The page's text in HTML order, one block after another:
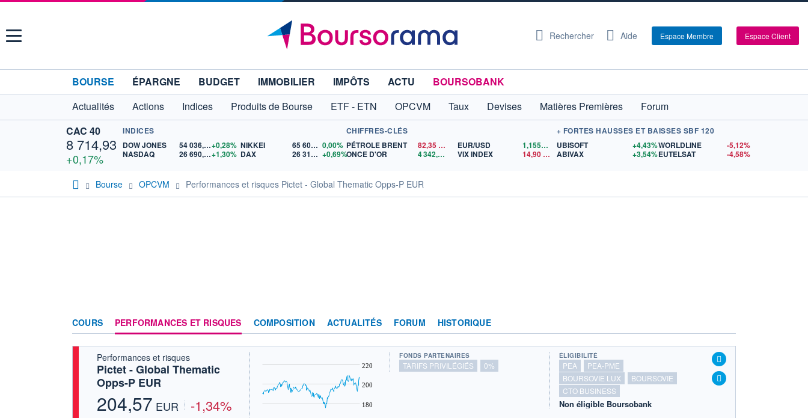
Menu Rechercher Aide Espace Membre Espace Client
BOURSE ÉPARGNE BUDGET IMMOBILIER IMPÔTS ACTU
BOURSOBANK
Actualités
Actions Indices Produits de Bourse ETF - ETN OPCVM Taux Devises Matières Premières
Forum
CAC 40
8 714,93
+0,17%
INDICES
DOW JONES
54 036,93+0,28%
NASDAQ
26 690,62+1,30%
NIKKEI 65 606,71 0,00%
DAX
26 319,45 +0,69%
CHIFFRES-CLÉS
PÉTROLE BRENT
82,35$US
ONCE D'OR
4 342,26 $US
EUR/USD 1,1559$US
VIX INDEX
14,90
+ FORTES HAUSSES ET BAISSES SBF 120
UBISOFT
+4,43%
ABIVAX
+3,54%
WORLDLINE
-5,12%
EUTELSAT
-4,58%
Bourse OPCVM Performances et risques Pictet - Global Thematic Opps-P EUR
COURS PERFORMANCES ET RISQUES COMPOSITION ACTUALITÉS FORUM HISTORIQUE
Performances et risques
Pictet - Global Thematic
Opps-P EUR
204,57 EUR -1,34% 180
200
220
FONDS PARTENAIRES
TARIFS PRIVILÉGIÉS 0%
ÉLIGIBILITÉ
PEA
PEA-PME
BOURSOVIE LUX
BOURSOVIE
CTO BUSINESS
Non éligible Boursobank